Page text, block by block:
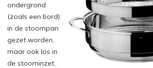
ondergrond
(zoals een bord)
in de stoompan
gezet worden,
maar ook los in
de stoominzet.